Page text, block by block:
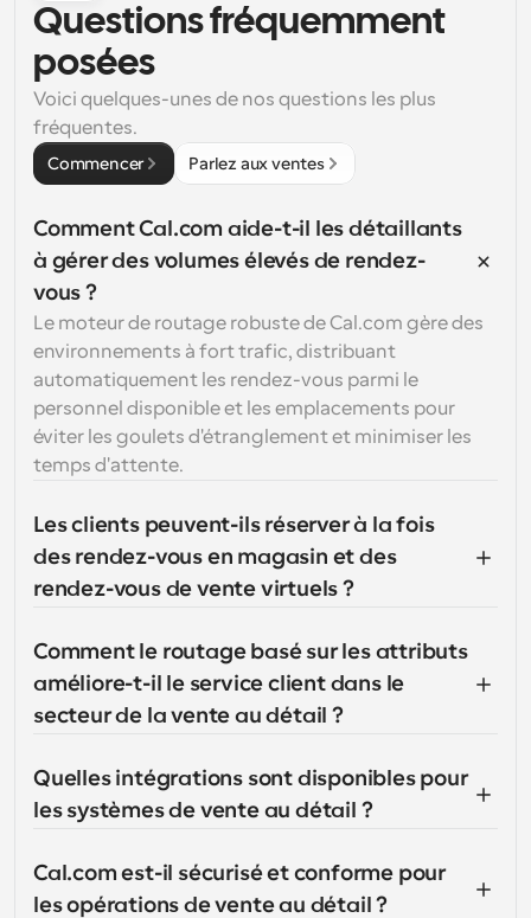
Questions fréquemment
posées
Voici quelques-unes de nos questions les plus
fréquentes.
Commencer Parlez aux ventes
Comment Cal.com aide-t-il les détaillants
à gérer des volumes élevés de rendez-
vous ?
Le moteur de routage robuste de Cal.com gère des
environnements à fort trafic, distribuant
automatiquement les rendez-vous parmi le
personnel disponible et les emplacements pour
éviter les goulets d'étranglement et minimiser les
temps d'attente.
Les clients peuvent-ils réserver à la fois
des rendez-vous en magasin et des
rendez-vous de vente virtuels ?
Comment le routage basé sur les attributs
améliore-t-il le service client dans le
secteur de la vente au détail ?
Quelles intégrations sont disponibles pour
les systèmes de vente au détail ?
Cal.com est-il sécurisé et conforme pour
les opérations de vente au détail ?